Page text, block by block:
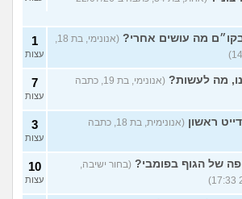
מה עושים אחרי?
(אנונימי, בת 18,
1
עצות
מה לעשות?
(אנונימי, בת 19, כתבה
7
עצות
ראשון
(אנונימית, בת 18, כתבה
3
עצות
של הגוף בפומבי? (בחור ישיבה,
10
עצות